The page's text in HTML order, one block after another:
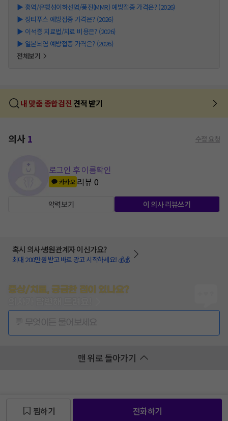
▶ 홍역/유행성이하선염/풍진(MMR) 예방접종 가격은? (2026)
▶ 장티푸스 예방접종 가격은? (2026)
▶ 이석증 치료법/치료 비용은? (2026)
▶ 일본뇌염 예방접종 가격은? (2026)
전체보기
내 맞춤 종합검진 견적 받기
의사1 수정 요청
로그인 후 이름확인
카카오 리뷰0
약력보기 이 의사 리뷰쓰기
혹시 의사·병원관계자 이신가요?
최대 200만원 받고 바로 광고 시작하세요! 💰💰
증상/치료, 궁금한 점이 있나요?
맨 위로 돌아가기
찜하기 전화하기